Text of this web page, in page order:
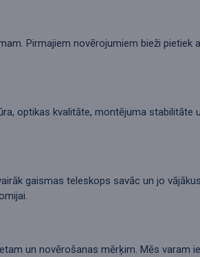
Pirmajiem novērojumiem bieži pietiek
optikas kvalitāte, montējuma stabilitāte
gaismas teleskops savāc un jo
un novērošanas mērķim. Mēs varam